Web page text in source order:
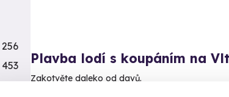
Plavba lodí s koupáním na
Zakotvěte daleko od davů.
256
453
378